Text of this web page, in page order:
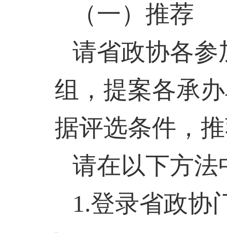
（一）推荐
请省政协各参
组，提案各承
据评选条件，
请在以下方法
1.登录省政协